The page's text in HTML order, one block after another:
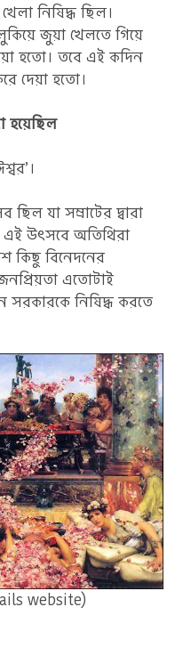
নিষিদ্ধ ছিল।
জুয়া খেলতে গিয়ে
হতো। তবে এই কদিন
দেয়া হতো।
হয়েছিল
ছিল যা সম্রাটের দ্বারা
উৎসবে অতিথিরা
কিছু বিনেদনের
এতোটাই
সরকারকে নিষিদ্ধ করতে
website)